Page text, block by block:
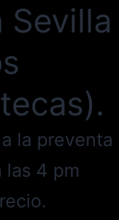
Sevilla
la preventa
las 4 pm